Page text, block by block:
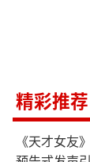
精彩推荐
《天才女友